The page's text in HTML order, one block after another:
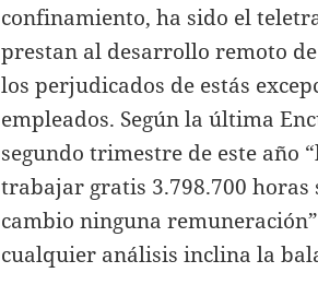
confinamiento, ha sido el
prestan al desarrollo remoto
los perjudicados de estás
empleados. Según la última
segundo trimestre de este año
trabajar gratis 3.798.700 horas
cambio ninguna
cualquier análisis inclina la